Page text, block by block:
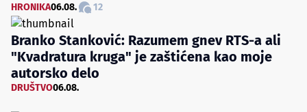
HRONIKA06.08. 12
Branko Stanković: Razumem gnev RTS-a ali
"Kvadratura kruga" je zaštićena kao moje
autorsko delo
DRUŠTVO06.08.